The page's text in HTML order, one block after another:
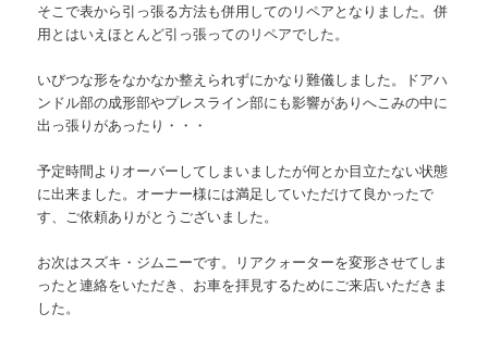
そこで表から引っ張る方法も併用してのリペアとなりました。併
用とはいえほとんど引っ張ってのリペアでした。
いびつな形をなかなか整えられずにかなり難儀しました。ドアハ
ンドル部の成形部やプレスライン部にも影響がありへこみの中に
出っ張りがあったり・・・
予定時間よりオーバーしてしまいましたが何とか目立たない状態
に出来ました。オーナー様には満足していただけて良かったで
す、ご依頼ありがとうございました。
お次はスズキ・ジムニーです。リアクォーターを変形させてしま
ったと連絡をいただき、お車を拝見するためにご来店いただきま
した。